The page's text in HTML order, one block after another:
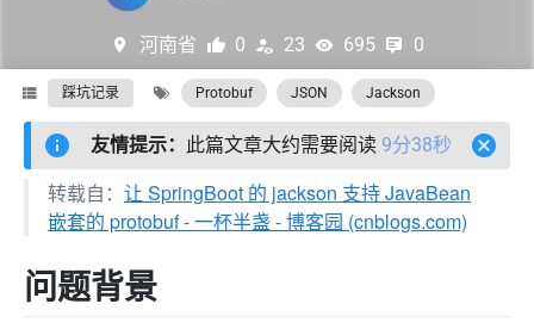
河南省 0 23 695 0
踩坑记录 Protobuf JSON Jackson
友情提示： 此篇文章大约需要阅读 9分38秒
转载自： 让 SpringBoot 的 jackson 支持 JavaBean
嵌套的 protobuf - 一杯半盏 - 博客园 (cnblogs.com)
问题背景